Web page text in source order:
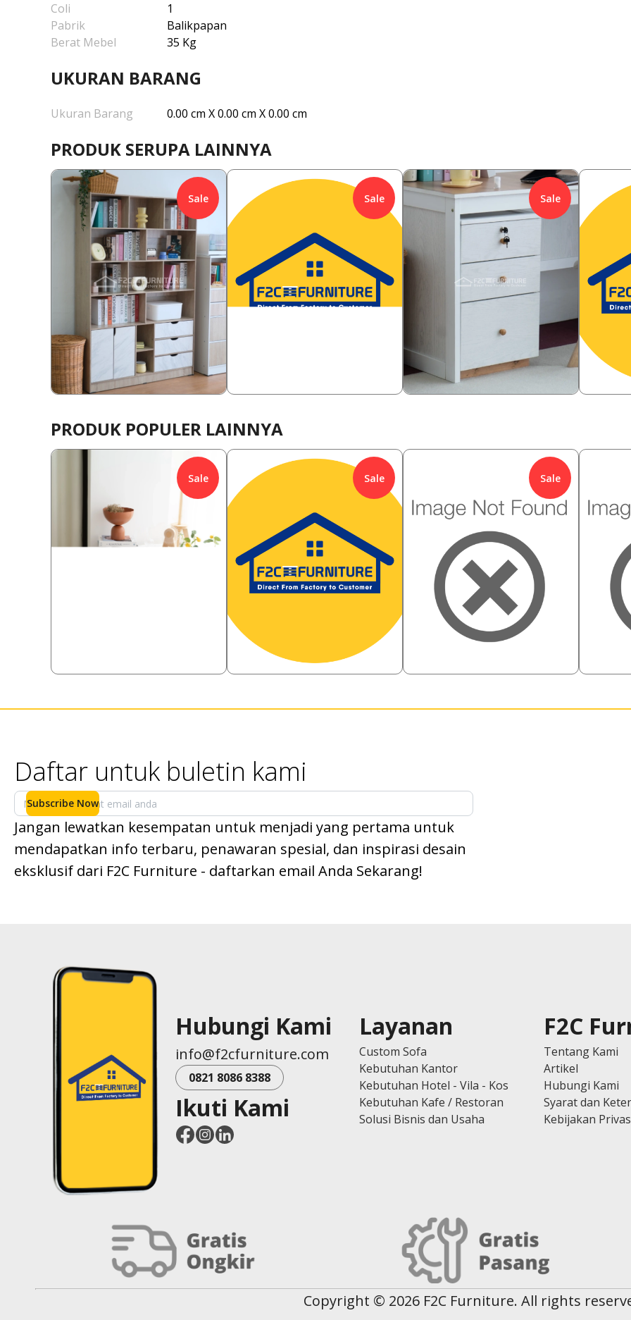
Coli
1
Pabrik
Balikpapan
Berat Mebel
35 Kg
UKURAN BARANG
Ukuran Barang 0.00 cm X 0.00 cm X 0.00 cm
PRODUK SERUPA LAINNYA
Sale
Rp1,058,000 18.90%
Rp858,000
Sale Sale
Rp1,008,000
Rp808,000
Rp
PRODUK POPULER LAINNYA
Sale Sale
Rp
450,000
Sale
668,000 29.94%
Daftar untuk buletin kami
Subscribe Now
Jangan lewatkan kesempatan untuk menjadi yang pertama untuk
mendapatkan info terbaru, penawaran spesial, dan inspirasi desain
eksklusif dari F2C Furniture - daftarkan email Anda Sekarang!
Hubungi Kami
info@f2cfurniture.com
0821 8086 8388
Ikuti Kami
Layanan
Custom Sofa
Kebutuhan Kantor
Kebutuhan Hotel - Vila - Kos
Kebutuhan Kafe / Restoran
Solusi Bisnis dan Usaha
F2C
Tentang Kami
Artikel
Hubungi Kami
Syarat dan
Kebijakan
Copyright © 2026 F2C Furniture. All rights